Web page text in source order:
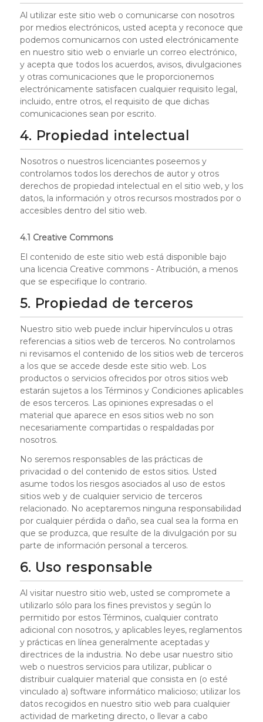
Al utilizar este sitio web o comunicarse con nosotros
por medios electrónicos, usted acepta y reconoce que
podemos comunicarnos con usted electrónicamente
en nuestro sitio web o enviarle un correo electrónico,
y acepta que todos los acuerdos, avisos, divulgaciones
y otras comunicaciones que le proporcionemos
electrónicamente satisfacen cualquier requisito legal,
incluido, entre otros, el requisito de que dichas
comunicaciones sean por escrito.
4. Propiedad intelectual
Nosotros o nuestros licenciantes poseemos y
controlamos todos los derechos de autor y otros
derechos de propiedad intelectual en el sitio web, y los
datos, la información y otros recursos mostrados por o
accesibles dentro del sitio web.
4.1 Creative Commons
El contenido de este sitio web está disponible bajo
una licencia Creative commons - Atribución, a menos
que se especifique lo contrario.
5. Propiedad de terceros
Nuestro sitio web puede incluir hipervínculos u otras
referencias a sitios web de terceros. No controlamos
ni revisamos el contenido de los sitios web de terceros
a los que se accede desde este sitio web. Los
productos o servicios ofrecidos por otros sitios web
estarán sujetos a los Términos y Condiciones aplicables
de esos terceros. Las opiniones expresadas o el
material que aparece en esos sitios web no son
necesariamente compartidas o respaldadas por
nosotros.
No seremos responsables de las prácticas de
privacidad o del contenido de estos sitios. Usted
asume todos los riesgos asociados al uso de estos
sitios web y de cualquier servicio de terceros
relacionado. No aceptaremos ninguna responsabilidad
por cualquier pérdida o daño, sea cual sea la forma en
que se produzca, que resulte de la divulgación por su
parte de información personal a terceros.
6. Uso responsable
Al visitar nuestro sitio web, usted se compromete a
utilizarlo sólo para los fines previstos y según lo
permitido por estos Términos, cualquier contrato
adicional con nosotros, y aplicables leyes, reglamentos
y prácticas en línea generalmente aceptadas y
directrices de la industria. No debe usar nuestro sitio
web o nuestros servicios para utilizar, publicar o
distribuir cualquier material que consista en (o esté
vinculado a) software informático malicioso; utilizar los
datos recogidos en nuestro sitio web para cualquier
actividad de marketing directo, o llevar a cabo